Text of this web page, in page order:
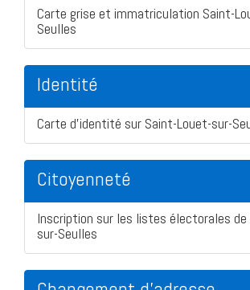
Carte grise et immatriculation Saint-
Seulles
Identité
Carte d'identité sur Saint-Louet-sur-
Citoyenneté
Inscription sur les listes électorales
sur-Seulles